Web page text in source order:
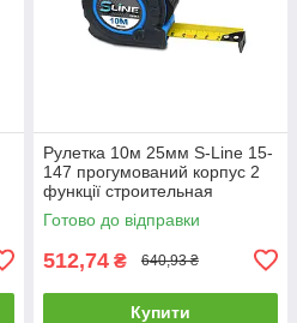
Рулетка 10м 25мм S-Line 15-
147 прогумований корпус 2
функції строительная
будівельна
Готово до відправки
512,74 ₴ 640,93 ₴
Купити